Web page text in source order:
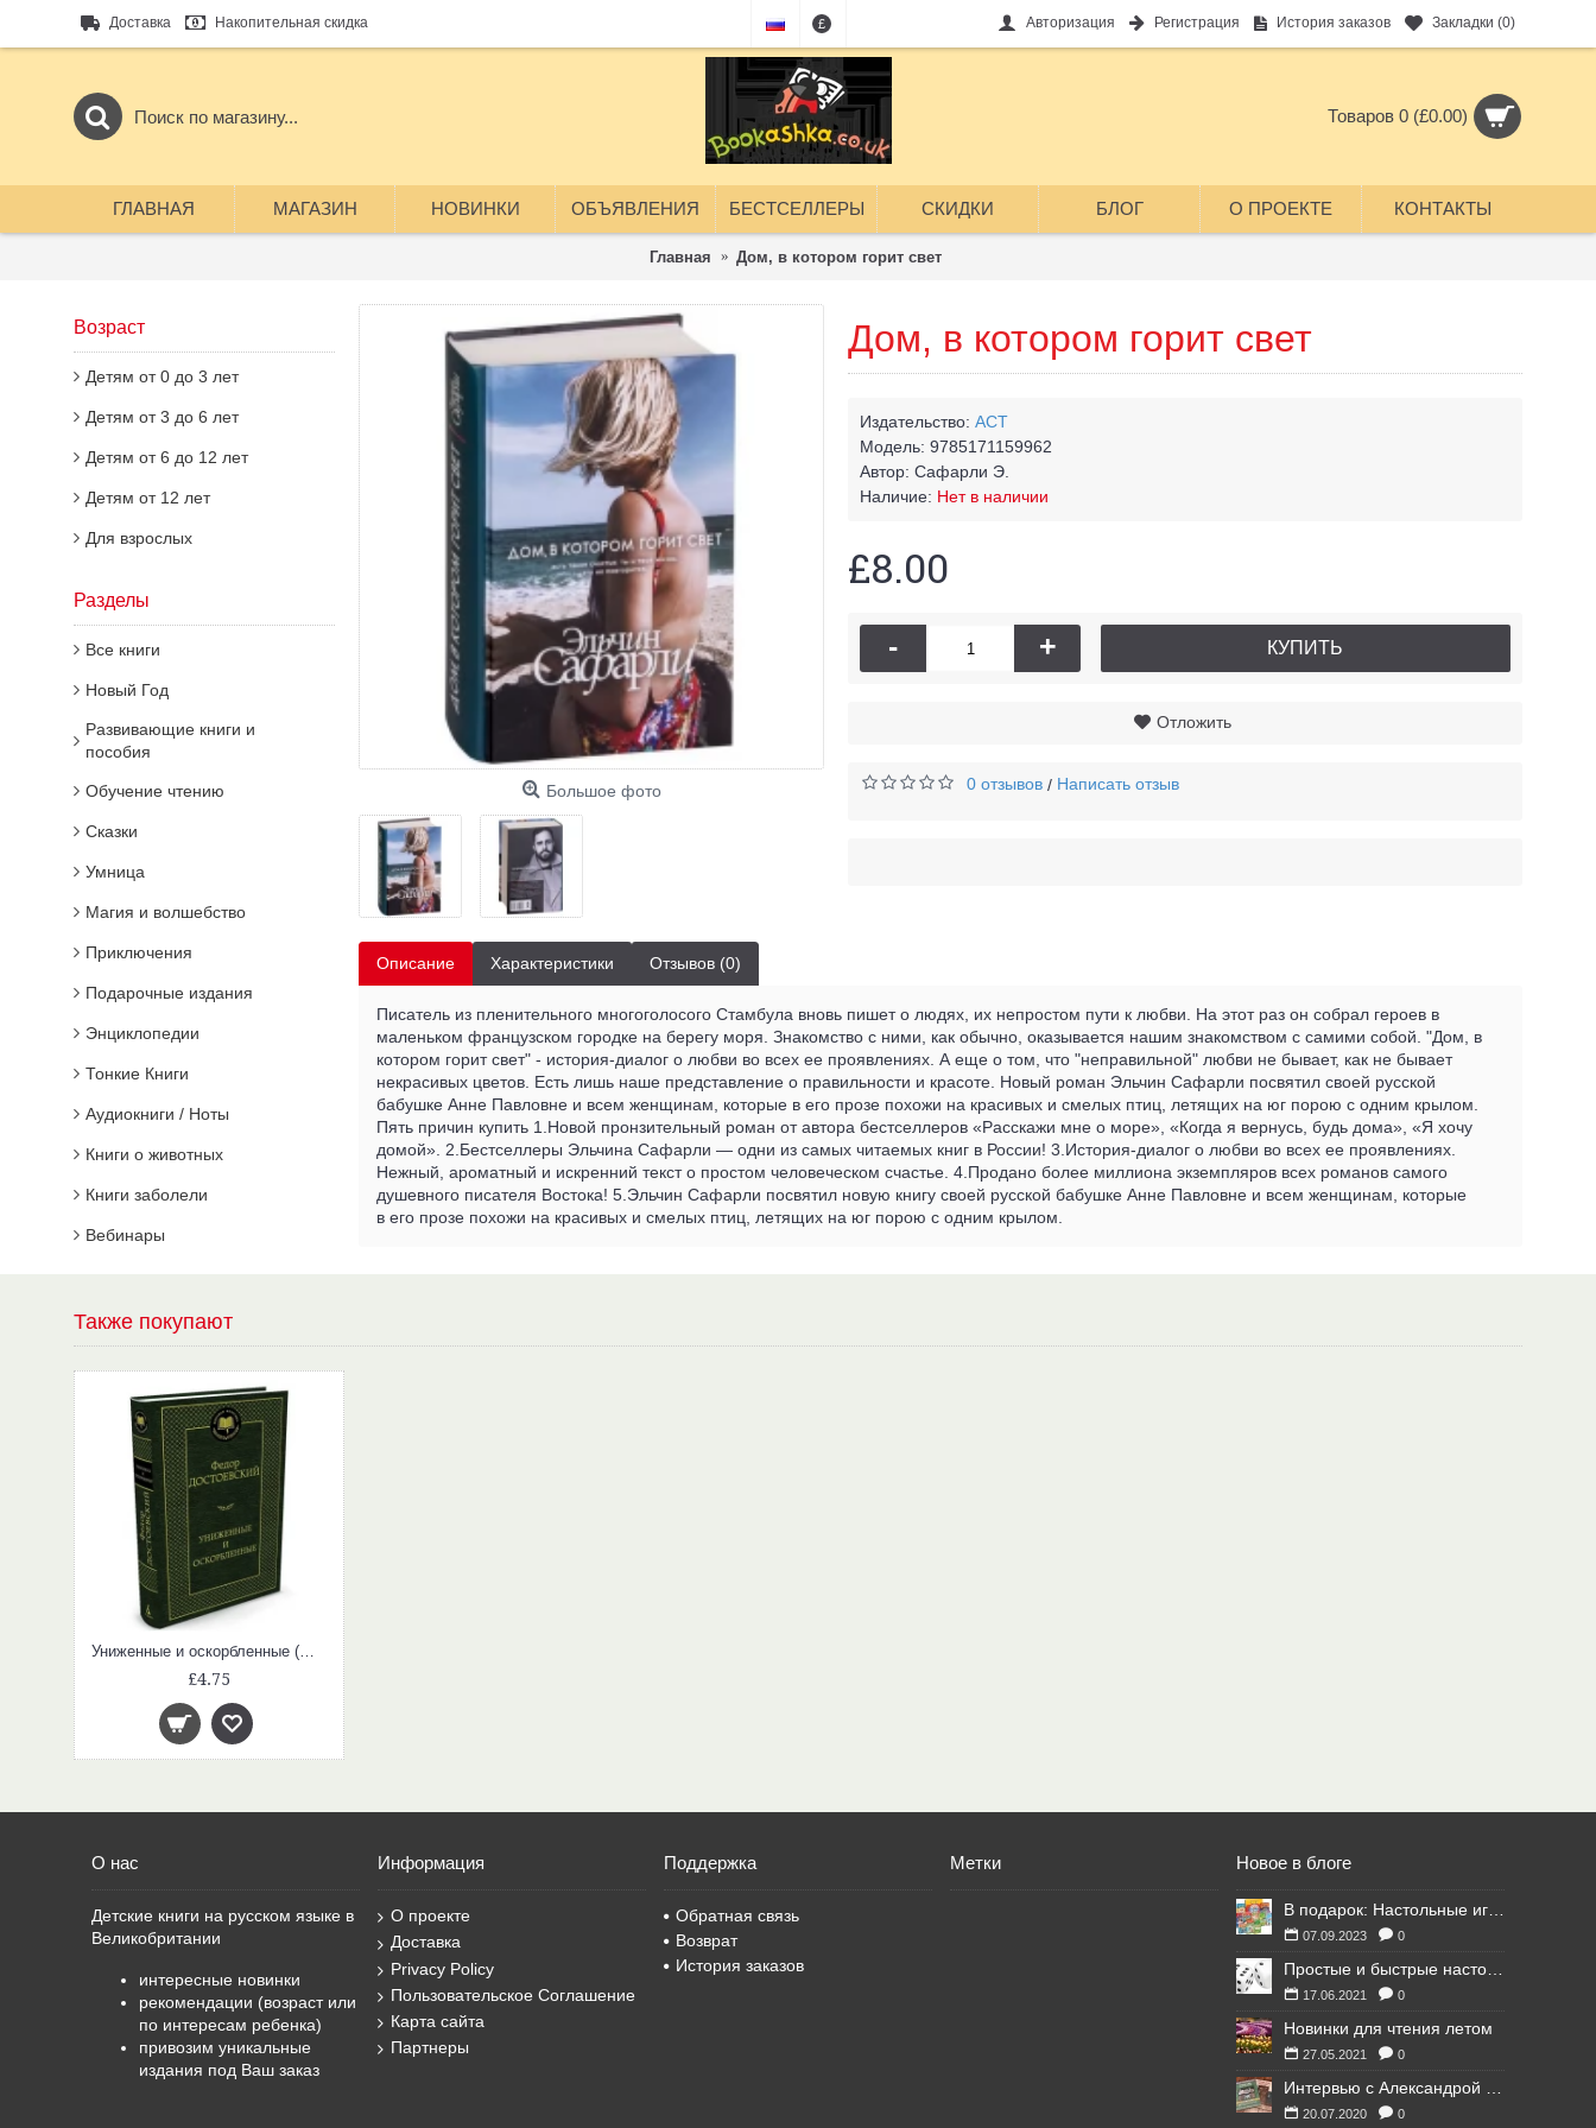
Доставка Накопительная скидка £ Авторизация Регистрация История заказов Закладки (0)
Товаров 0 (£0.00)
ГЛАВНАЯ МАГАЗИН НОВИНКИ ОБЪЯВЛЕНИЯ БЕСТСЕЛЛЕРЫ СКИДКИ БЛОГ О ПРОЕКТЕ КОНТАКТЫ
Главная Дом, в котором горит свет
Возраст
Детям от 0 до 3 лет
Детям от 3 до 6 лет
Детям от 6 до 12 лет
Детям от 12 лет
Для взрослых
Разделы
Все книги
Новый Год
Развивающие книги и
пособия
Обучение чтению
Сказки
Умница
Магия и волшебство
Приключения
Подарочные издания
Энциклопедии
Тонкие Книги
Аудиокниги / Ноты
Книги о животных
Книги заболели
Вебинары
Большое фото
Дом, в котором горит свет
Издательство: АСТ
Модель: 9785171159962
Автор: Сафарли Э.
Наличие: Нет в наличии
£8.00
- + КУПИТЬ
Отложить
0 отзывов / Написать отзыв
Описание Характеристики Отзывов (0)
Писатель из пленительного многоголосого Стамбула вновь пишет о людях, их непростом пути к любви. На этот раз он собрал героев в
маленьком французском городке на берегу моря. Знакомство с ними, как обычно, оказывается нашим знакомством с самими собой. "Дом, в
котором горит свет" - история-диалог о любви во всех ее проявлениях. А еще о том, что "неправильной" любви не бывает, как не бывает
некрасивых цветов. Есть лишь наше представление о правильности и красоте. Новый роман Эльчин Сафарли посвятил своей русской
бабушке Анне Павловне и всем женщинам, которые в его прозе похожи на красивых и смелых птиц, летящих на юг порою с одним крылом.
Пять причин купить 1.Новой пронзительный роман от автора бестселлеров «Расскажи мне о море», «Когда я вернусь, будь дома», «Я хочу
домой». 2.Бестселлеры Эльчина Сафарли — одни из самых читаемых книг в России! 3.История-диалог о любви во всех ее проявлениях.
Нежный, ароматный и искренний текст о простом человеческом счастье. 4.Продано более миллиона экземпляров всех романов самого
душевного писателя Востока! 5.Эльчин Сафарли посвятил новую книгу своей русской бабушке Анне Павловне и всем женщинам, которые
в его прозе похожи на красивых и смелых птиц, летящих на юг порою с одним крылом.
Также покупают
Униженные и оскорбленные (Мировая классика)
£4.75
О нас
Детские книги на русском языке в
Великобритании
интересные новинки
рекомендации (возраст или
по интересам ребенка)
привозим уникальные
издания под Ваш заказ
Информация
О проекте
Доставка
Privacy Policy
Пользовательское Соглашение
Карта сайта
Партнеры
Поддержка
Обратная связь
Возврат
История заказов
Метки Новое в блоге
07.09.2023 0
17.06.2021 0
Новинки для чтения летом
27.05.2021 0
20.07.2020 0